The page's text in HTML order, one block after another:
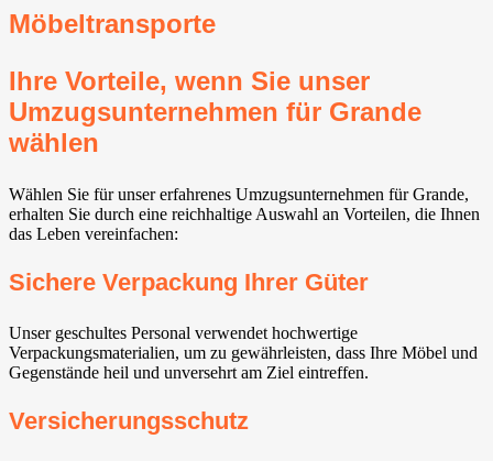
Möbeltransporte
Ihre Vorteile, wenn Sie unser
Umzugsunternehmen für Grande
wählen
Wählen Sie für unser erfahrenes Umzugsunternehmen für Grande,
erhalten Sie durch eine reichhaltige Auswahl an Vorteilen, die Ihnen
das Leben vereinfachen:
Sichere Verpackung Ihrer Güter
Unser geschultes Personal verwendet hochwertige
Verpackungsmaterialien, um zu gewährleisten, dass Ihre Möbel und
Gegenstände heil und unversehrt am Ziel eintreffen.
Versicherungsschutz